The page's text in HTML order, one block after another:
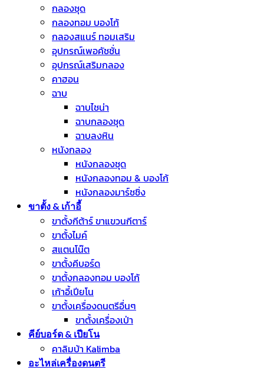
กลองชุด
กลองทอม บองโก้
กลองสแนร์ ทอมเสริม
อุปกรณ์เพอคัชชั่น
อุปกรณ์เสริมกลอง
คาฮอน
ฉาบ
ฉาบไชน่า
ฉาบกลองชุด
ฉาบลงหิน
หนังกลอง
หนังกลองชุด
หนังกลองทอม & บองโก้
หนังกลองมาร์ชชิ่ง
ขาตั้ง & เก้าอี้
ขาตั้งกีต้าร์ ขาแขวนกีตาร์
ขาตั้งไมค์
สแตนโน๊ต
ขาตั้งคีบอร์ด
ขาตั้งกลองทอม บองโก้
เก้าอี้เปียโน
ขาตั้งเครื่องดนตรีอื่นๆ
ขาตั้งเครื่องเป่า
คีย์บอร์ด & เปียโน
คาลิมบ้า Kalimba
อะไหล่เครื่องดนตรี